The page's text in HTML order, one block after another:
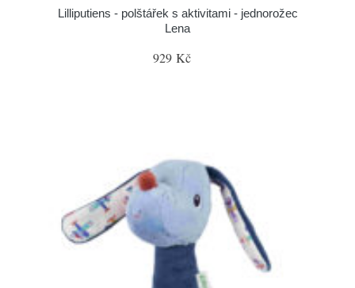
Lilliputiens - polštářek s aktivitami - jednorožec
Lena
929 Kč